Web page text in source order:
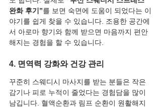
완화 후기”를 보면 숙면에 도움이 되었다는 이
야기를 쉽게 찾을 수 있습니다. 조용한 공간에
서 아로마 향기와 함께 받으면 마음까지 편안
해지는 경험을 할 수 있습니다.
4. 면역력 강화와 건강 관리
꾸준히 스웨디시 마사지를 받는 분들은 작은
감기나 피로 누적이 줄었다는 경험담을 많이
남깁니다. 혈액순환과 림프 순환이 원활해지